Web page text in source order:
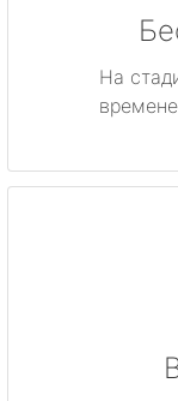
На